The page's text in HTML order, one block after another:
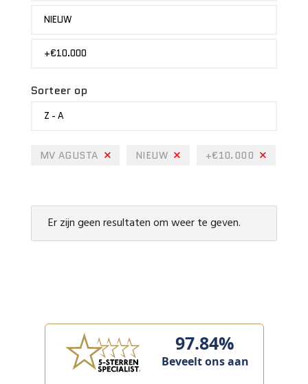
NIEUW
+€10.000
Sorteer op
Z - A
MV AGUSTA NIEUW +€10.000
Er zijn geen resultaten om weer te geven.
97.84%
Beveelt ons aan